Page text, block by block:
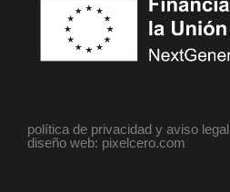
política de privacidad y aviso legal
diseño web: pixelcero.com